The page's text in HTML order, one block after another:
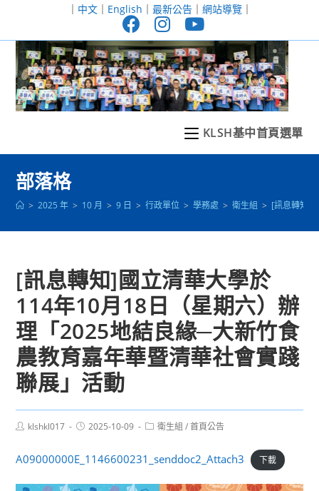
至
｜ 中文｜ English ｜ 最新公告｜ 網站導覽｜
KLSH基中首頁選單
部落格
> 2025 年 > 10 月 > 9 日 > 行政單位 > 學務處 > 衛生組 > [訊息轉知]
[訊息轉知]國立清華大學於
114年10月18日（星期六）辦
理「2025地結良緣─大新竹食
農教育嘉年華暨清華社會實踐
聯展」活動
Postklshkl017
Post2025-10-09
Post衛生組 / 首頁公告
A09000000E_1146600231_senddoc2_Attach3 下載